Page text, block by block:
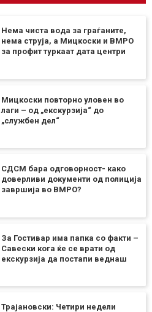
Нема чиста вода за граѓаните,
нема струја, а Мицкоски и ВМРО
за профит туркаат дата центри
Мицкоски повторно уловен во
лаги – од „екскурзија“ до
„службен дел“
СДСМ бара одговорност- како
доверливи документи од полиција
завршија во ВМРО?
За Гостивар има папка со факти –
Савески кога ќе се врати од
екскурзија да постапи веднаш
Трајановски: Четири недели